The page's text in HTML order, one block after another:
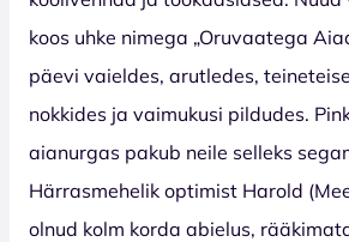
koos uhke nimega „Oruvaatega
päevi vaieldes, arutledes,
nokkides ja vaimukusi pildudes.
aianurgas pakub neile selleks
Härrasmehelik optimist Harold
olnud kolm korda abielus,